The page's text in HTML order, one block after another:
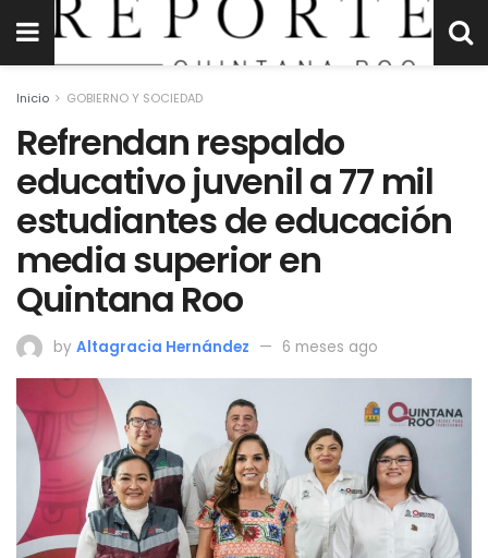
Inicio GOBIERNO Y SOCIEDAD
Refrendan respaldo
educativo juvenil a 77 mil
estudiantes de educación
media superior en
Quintana Roo
by Altagracia Hernández 6 meses ago